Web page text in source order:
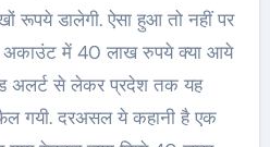
रूपये डालेगी. ऐसा हुआ तो नहीं पर
में 40 लाख रुपये क्या आये
अलर्ट से लेकर प्रदेश तक यह
गयी. दरअसल ये कहानी है एक